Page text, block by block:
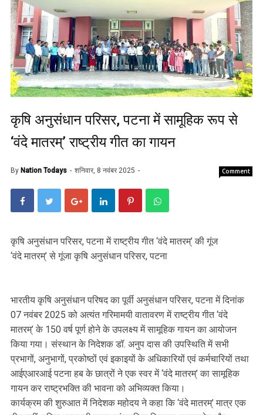
कृषि अनुसंधान परिसर, पटना में सामूहिक रूप से
‘वंदे मातरम्’ राष्ट्रीय गीत का गायन
By Nation Todays शनिवार, 8 नवंबर 2025 Comment
कृषि अनुसंधान परिसर, पटना में राष्ट्रीय गीत ‘वंदे मातरम्’ की गूंज
‘वंदे मातरम्’ से गूंजा कृषि अनुसंधान परिसर, पटना
भारतीय कृषि अनुसंधान परिषद का पूर्वी अनुसंधान परिसर, पटना में दिनांक
07 नवंबर 2025 को अत्यंत गरिमामयी वातावरण में राष्ट्रीय गीत ‘वंदे
मातरम्’ के 150 वर्ष पूर्ण होने के उपलक्ष्य में सामूहिक गायन का आयोजन
किया गया। संस्थान के निदेशक डॉ. अनुप दास की उपस्थिति में सभी
प्रभागों, अनुभागों, प्रकोष्ठों एवं इकाइयों के अधिकारियों एवं कर्मचारियों तथा
आईएआरआई पटना हब के छात्रों ने एक स्वर में ‘वंदे मातरम्’ का सामूहिक
गायन कर राष्ट्रभक्ति की भावना को अभिव्यक्त किया।
कार्यक्रम की शुरुआत में निदेशक महोदय ने कहा कि ‘वंदे मातरम्’ मात्र एक